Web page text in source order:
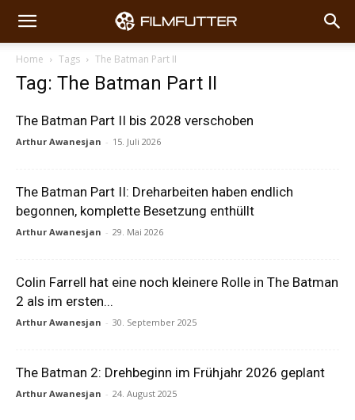
Home Tags The Batman Part II
Tag: The Batman Part II
The Batman Part II bis 2028 verschoben
Arthur Awanesjan - 15. Juli 2026
The Batman Part II: Dreharbeiten haben endlich
begonnen, komplette Besetzung enthüllt
Arthur Awanesjan - 29. Mai 2026
Colin Farrell hat eine noch kleinere Rolle in The Batman
2 als im ersten...
Arthur Awanesjan - 30. September 2025
The Batman 2: Drehbeginn im Frühjahr 2026 geplant
Arthur Awanesjan - 24. August 2025